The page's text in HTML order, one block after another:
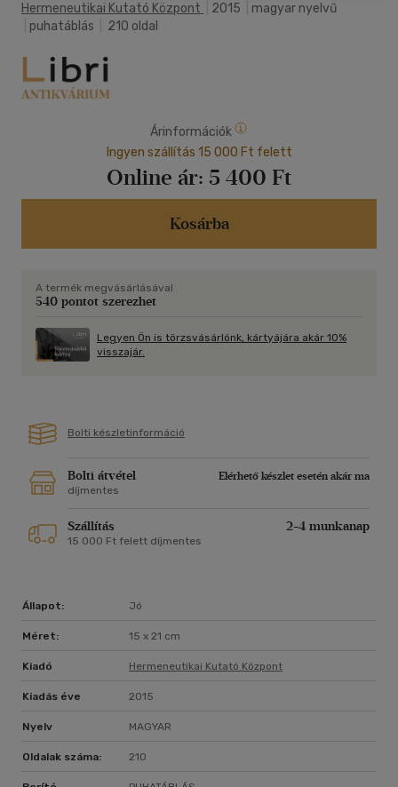
Hermeneutikai Kutató Központ 2015
magyar nyelvű
puhatáblás 210 oldal
Árinformációk
Ingyen szállítás 15 000 Ft felett
Online ár: 5 400 Ft
Kosárba
A termék megvásárlásával
540 pontot szerezhet
Legyen Ön is törzsvásárlónk, kártyájára akár 10%
visszajár.
Bolti készletinformáció
Bolti átvétel
Elérhető készlet esetén akár ma
díjmentes
Szállítás 2-4 munkanap
15 000 Ft felett díjmentes
Állapot: Jó
Méret: 15 x 21 cm
Kiadó Hermeneutikai Kutató Központ
Kiadás éve 2015
Nyelv MAGYAR
Oldalak száma: 210